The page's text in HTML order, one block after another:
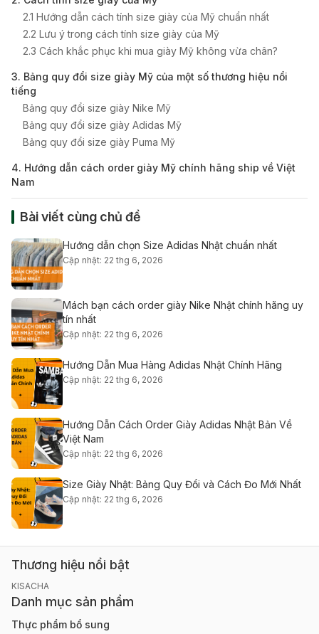
2.1 Hướng dẫn cách tính size giày của Mỹ chuẩn nhất
2.2 Lưu ý trong cách tính size giày của Mỹ
2.3 Cách khắc phục khi mua giày Mỹ không vừa chân?
3. Bảng quy đổi size giày Mỹ của một số thương hiệu nổi
tiếng
Bảng quy đổi size giày Nike Mỹ
Bảng quy đổi size giày Adidas Mỹ
Bảng quy đổi size giày Puma Mỹ
4. Hướng dẫn cách order giày Mỹ chính hãng ship về Việt
Nam
Bài viết cùng chủ đề
Hướng dẫn chọn Size Adidas Nhật chuẩn nhất
Cập nhật: 22 thg 6, 2026
Mách bạn cách order giày Nike Nhật chính hãng uy
tín nhất
Cập nhật: 22 thg 6, 2026
Hướng Dẫn Mua Hàng Adidas Nhật Chính Hãng
Cập nhật: 22 thg 6, 2026
Hướng Dẫn Cách Order Giày Adidas Nhật Bản Về
Việt Nam
Cập nhật: 22 thg 6, 2026
Size Giày Nhật: Bảng Quy Đổi và Cách Đo Mới Nhất
Cập nhật: 22 thg 6, 2026
Thương hiệu nổi bật
KISACHA
Danh mục sản phẩm
Thực phẩm bổ sung